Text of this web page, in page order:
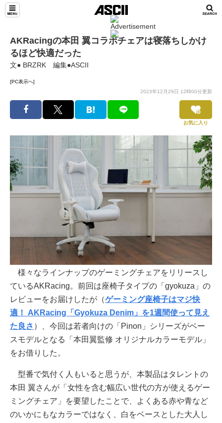
AKRacingの本田 翼コラボチェアは寝落ちしかけ
るほど快適だった
文● BRZRK 編集●ASCII
[PC表示へ]
2023年12月29日 12時00分更新
お気に入り
様々なラインナップのゲーミングチェアをリリースし
ているAKRacing。前回は座椅子タイプの「gyokuza」の
レビューをお届けしたが（ゲーミング座椅子はマジ快
適！ AKRacing「Gyokuza Denim」を1週間使って見え
た良さ ）、今回は若者向けの「Pinon」シリーズがベー
スモデルとなる「本田翼監修 オリジナルカラーモデル」
をお借りした。
型番で気付く人もいると思うが、本製品はタレントの
本田 翼さんが「女性を含む幅広い世代の方が使えるゲー
ミングチェア」を要望したことで、よくある赤や青など
のいかにもなカラーではなく、白をベースとした大人し